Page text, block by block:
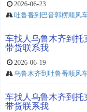
2026-06-23
吐鲁番到巴音郭楞顺风
车找人乌鲁木齐到
带货联系我
2026-06-19
乌鲁木齐到吐鲁番顺风
车找人乌鲁木齐到
带货联系我